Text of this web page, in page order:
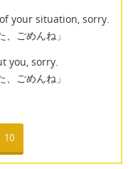
your situation, sorry.
、ごめんね」
you, sorry.
、ごめんね」
10